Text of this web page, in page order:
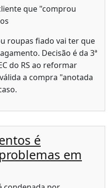
roupas fiado vai ter que
Decisão é da 3ª
do RS ao reformar
a compra "anotada
é
em